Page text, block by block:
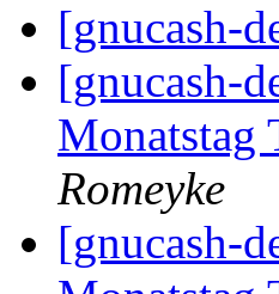
[gnucash-
[gnucash-
Monatstag
Romeyke
[gnucash-